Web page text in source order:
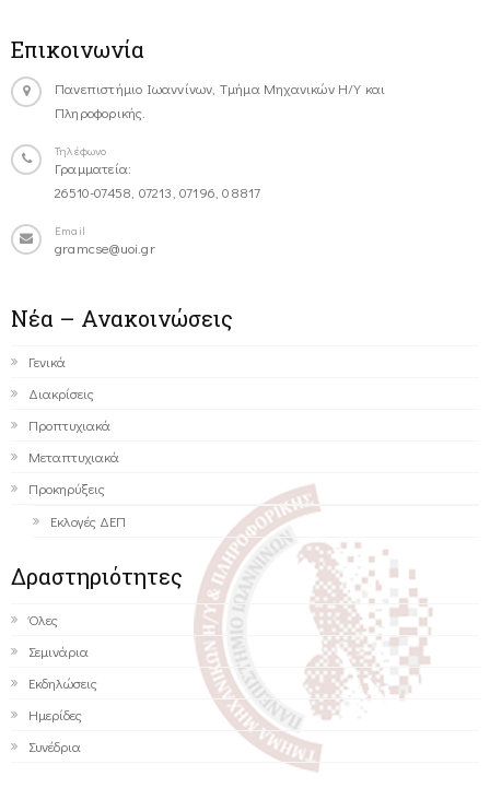
Επικοινωνία
Πανεπιστήμιο Ιωαννίνων, Τμήμα Μηχανικών Η/Υ και
Πληροφορικής.
Τηλέφωνο
Γραμματεία:
26510-07458, 07213, 07196, 08817
Email
gramcse@uoi.gr
Νέα – Ανακοινώσεις
Γενικά
Διακρίσεις
Προπτυχιακά
Μεταπτυχιακά
Προκηρύξεις
Εκλογές ΔΕΠ
Δραστηριότητες
Όλες
Σεμινάρια
Εκδηλώσεις
Ημερίδες
Συνέδρια